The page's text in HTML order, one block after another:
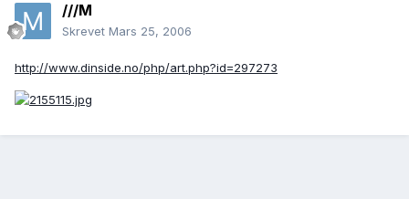
///M
Skrevet Mars 25, 2006
http://www.dinside.no/php/art.php?id=297273